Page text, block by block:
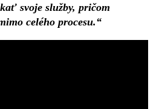
svoje služby, pričom
celého procesu.“